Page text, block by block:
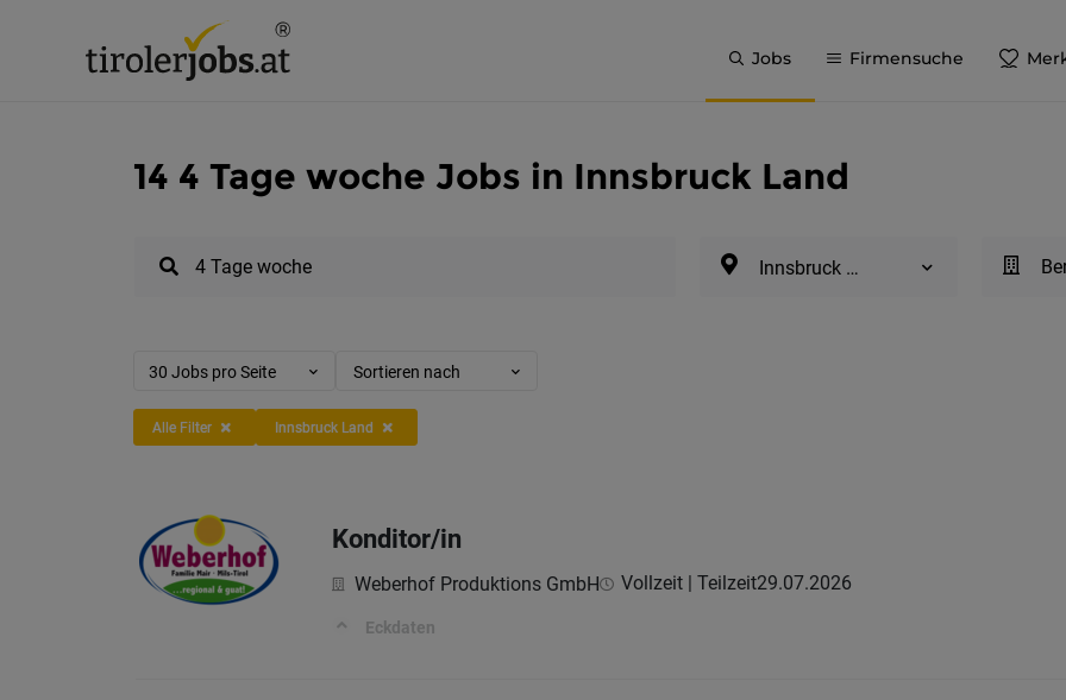
Jobs Firmensuche
14 4 Tage woche Jobs in Innsbruck Land
Innsbruck Land
30 Jobs pro Seite Sortieren nach
Alle Filter Innsbruck Land
Konditor/in
Weberhof Produktions GmbH Vollzeit | Teilzeit29.07.2026
Eckdaten